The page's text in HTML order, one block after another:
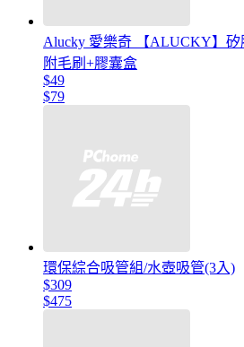
Alucky 愛樂奇 【ALUCKY】
附毛刷+膠囊盒
$49
$79
環保綜合吸管組/水壺吸管(3入)
$309
$475